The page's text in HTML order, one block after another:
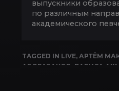
выпускники
по различным
академического
TAGGED IN LIVE, АРТЁМ
АБДРАЗАКОВ ЛАРИСА